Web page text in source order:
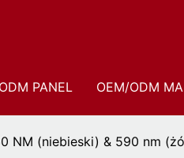
PANEL OEM/ODM
NM (niebieski) & 590 nm